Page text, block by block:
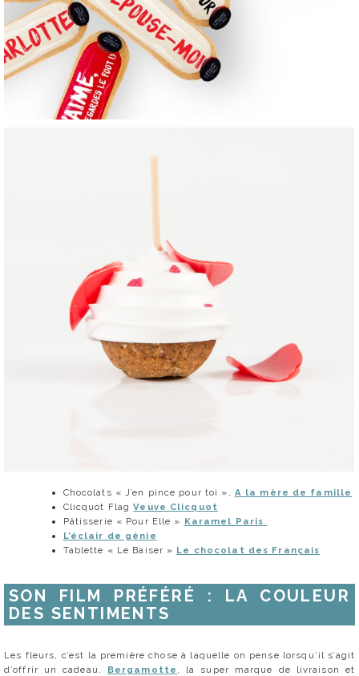
Chocolats « J’en pince pour toi », A la mère de famille
Clicquot FlagVeuve Clicquot
Pâtisserie « Pour Elle » Karamel Paris
L’éclair de génie
Tablette « Le Baiser » Le chocolat des Français
SON FILM PRÉFÉRÉ : LA COULEUR
DES SENTIMENTS
Les fleurs, c’est la première chose à laquelle on pense lorsqu’il s’agit
d’offrir un cadeau. Bergamotte , la super marque de livraison et